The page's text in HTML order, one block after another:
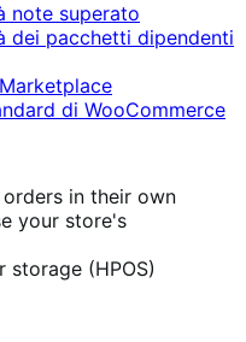
note superato
dei pacchetti dipendenti
di WooCommerce
in their own
your store's
storage (HPOS)